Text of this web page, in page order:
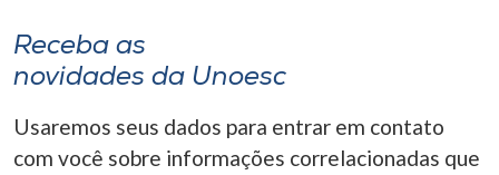
Receba as
novidades da Unoesc
Usaremos seus dados para entrar em contato
com você sobre informações correlacionadas que